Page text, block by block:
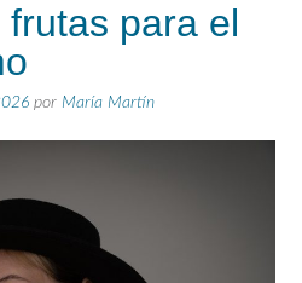
para el
por María Martín